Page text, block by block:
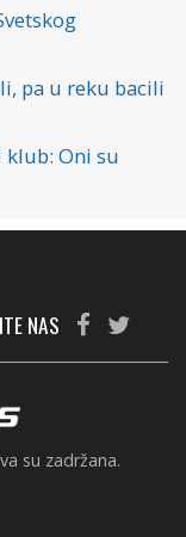
pa u reku bacili
klub: Oni su
NAS
su zadržana.